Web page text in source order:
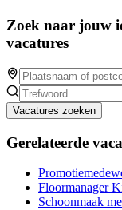
Zoek naar jouw
vacatures
Vacatures zoeken
Gerelateerde
Floormanager
Schoonmaak